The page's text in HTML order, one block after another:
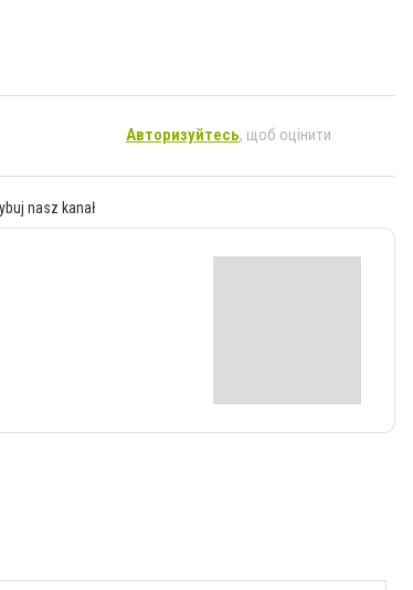
Авторизуйтесь, щоб оцінити
nasz kanał